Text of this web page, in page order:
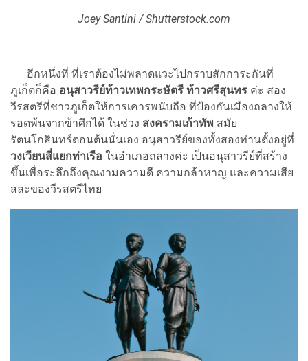
Joey Santini / Shutterstock.com
อีกหนึ่งที่ ที่เราต้องไม่พลาดแวะไปกราบสักการะกันที่
ภูเก็ตก็คือ อนุสาวรีย์ท้าวเทพกระษัตรี ท้าวศรีสุนทร ค่ะ สอง
วีรสตรีที่ชาวภูเก็ตให้การเคารพนับถือ ที่ป้องกันเมืองถลางให้
รอดพ้นจากข้าศึกได้ ในช่วง สงครามเก้าทัพ สมัย
รัตนโกสินทร์ตอนต้นนั่นเอง อนุสาวรีย์ของทั้งสองท่านตั้งอยู่ที่
วงเวียนสี่แยกท่าเรือ ในอำเภอถลางค่ะ เป็นอนุสาวรีย์ที่สร้าง
ขึ้นเพื่อระลึกถึงคุณงามความดี ความกล้าหาญ และความเสีย
สละของวีรสตรีไทย